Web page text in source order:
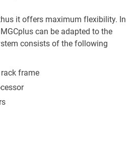
it offers maximum flexibility. In
can be adapted to the
consists of the following
frame